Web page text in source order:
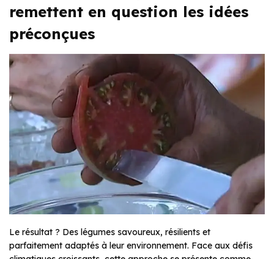
remettent en question les idées
préconçues
Le résultat ? Des légumes savoureux, résilients et
parfaitement adaptés à leur environnement. Face aux défis